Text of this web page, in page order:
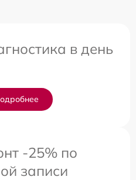
в день
-25% по
записи